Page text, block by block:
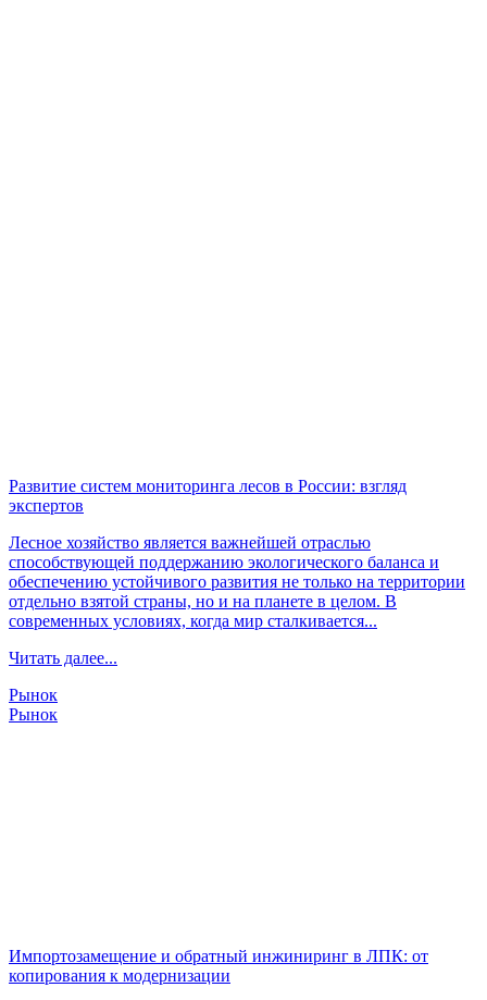
Развитие систем мониторинга лесов в России: взгляд
экспертов
Лесное хозяйство является важнейшей отраслью
способствующей поддержанию экологического баланса и
обеспечению устойчивого развития не только на территории
отдельно взятой страны, но и на планете в целом. В
современных условиях, когда мир сталкивается...
Читать далее...
Рынок
Рынок
Импортозамещение и обратный инжиниринг в ЛПК: от
копирования к модернизации